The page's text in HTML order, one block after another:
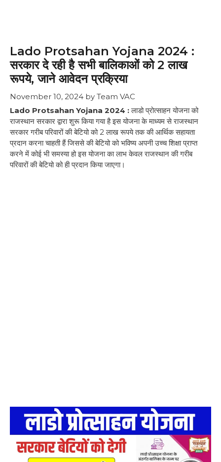
Lado Protsahan Yojana 2024 :
सरकार दे रही है सभी बालिकाओं को 2 लाख
रूपये, जाने आवेदन प्रक्रिया
November 10, 2024 by Team VAC
Lado Protsahan Yojana 2024 :लाडो प्रोत्साहन योजना को
राजस्थान सरकार द्वारा शुरू किया गया है इस योजना के माध्यम से राजस्थान
सरकार गरीब परिवारों की बेटियो को 2 लाख रूपये तक की आर्थिक सहायता
प्रदान करना चाहती हैं जिससे की बेटियो को भविष्य अपनी उच्च शिक्षा प्राप्त
करने में कोई भी समस्या हो इस योजना का लाभ केवल राजस्थान की गरीब
परिवारों की बेटियो को ही प्रदान किया जाएगा।